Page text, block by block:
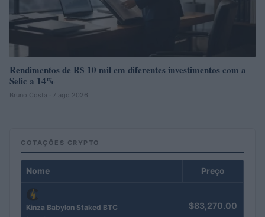
Rendimentos de R$ 10 mil em diferentes investimentos com a
Selic a 14%
Bruno Costa · 7 ago 2026
COTAÇÕES CRYPTO
Nome Preço
Kinza Babylon Staked BTC $83,270.00